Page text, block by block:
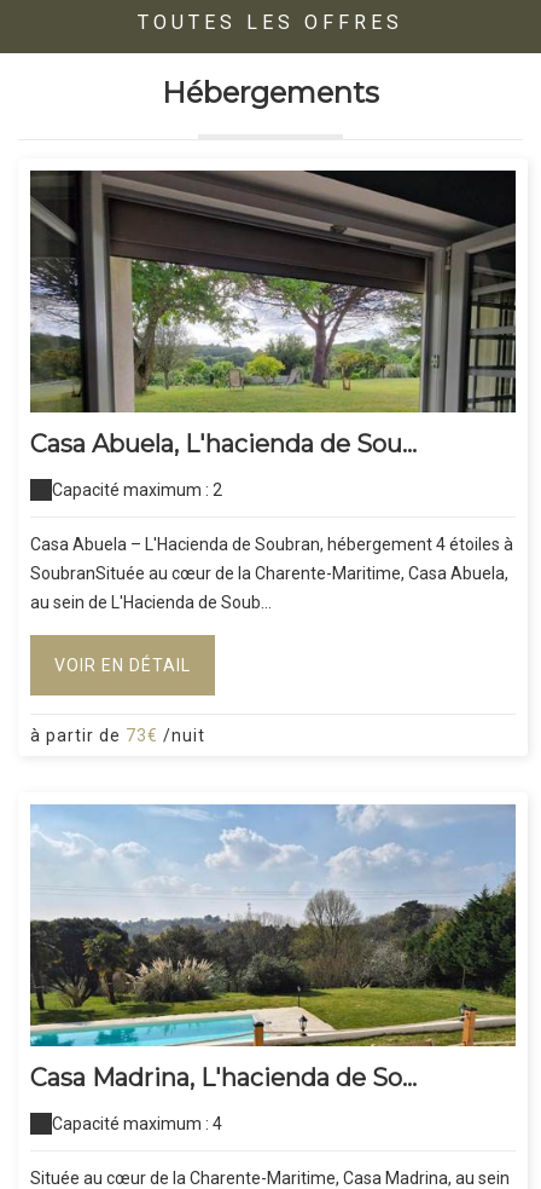
TOUTES LES OFFRES
Hébergements
Casa Abuela, L'hacienda de Sou...
Capacité maximum : 2
Casa Abuela – L'Hacienda de Soubran, hébergement 4 étoiles à
SoubranSituée au cœur de la Charente-Maritime, Casa Abuela,
au sein de L'Hacienda de Soub...
VOIR EN DÉTAIL
à partir de 73€ /nuit
Casa Madrina, L'hacienda de So...
Capacité maximum : 4
Située au cœur de la Charente-Maritime, Casa Madrina, au sein